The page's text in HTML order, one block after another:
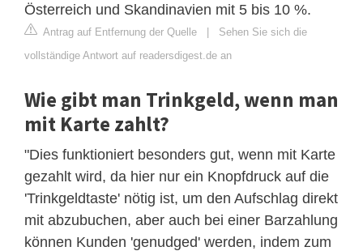
Österreich und Skandinavien mit 5 bis 10 %.
Antrag auf Entfernung der Quelle | Sehen Sie sich die
vollständige Antwort auf readersdigest.de an
Wie gibt man Trinkgeld, wenn man
mit Karte zahlt?
"Dies funktioniert besonders gut, wenn mit Karte
gezahlt wird, da hier nur ein Knopfdruck auf die
'Trinkgeldtaste' nötig ist, um den Aufschlag direkt
mit abzubuchen, aber auch bei einer Barzahlung
können Kunden 'genudged' werden, indem zum